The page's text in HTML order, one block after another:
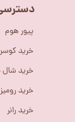
پیور هوم
خرید
خرید شال
خرید
خرید رانر